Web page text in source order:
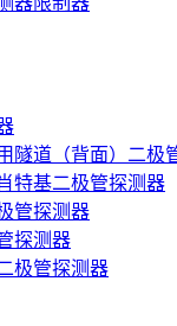
隧道（背面）二极
特基二极管探测器
管探测器
探测器
极管探测器